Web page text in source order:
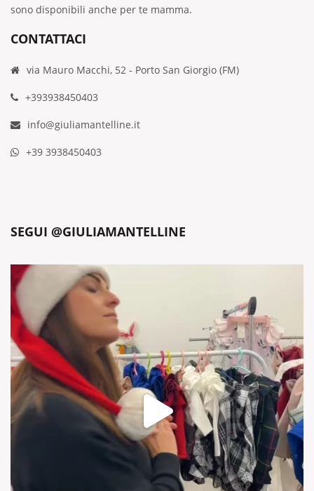
sono disponibili anche per te mamma.
CONTATTACI
via Mauro Macchi, 52 - Porto San Giorgio (FM)
+393938450403
info@giuliamantelline.it
+39 3938450403
SEGUI @GIULIAMANTELLINE